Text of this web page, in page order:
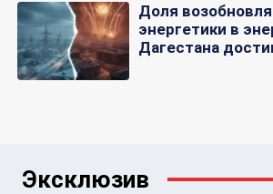
Доля
энергетики в
Дагестана
Эксклюзив